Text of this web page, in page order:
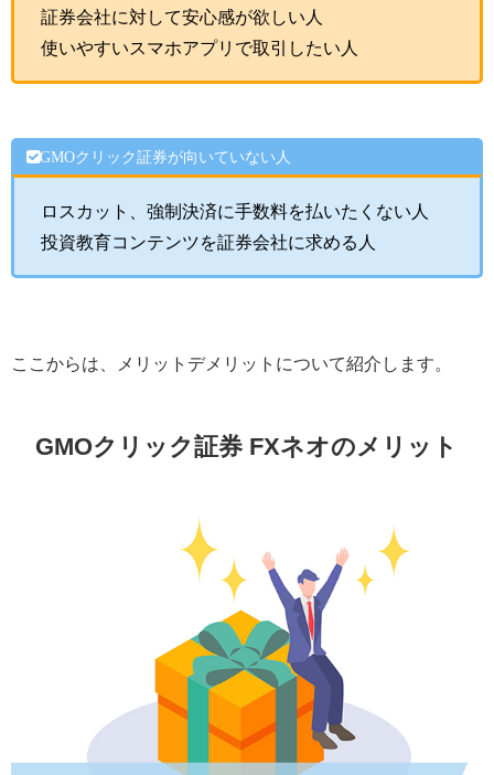
証券会社に対して安心感が欲しい人
使いやすいスマホアプリで取引したい人
GMOクリック証券が向いていない人
ロスカット、強制決済に手数料を払いたくない人
投資教育コンテンツを証券会社に求める人
ここからは、メリットデメリットについて紹介します。
GMOクリック証券 FXネオのメリット